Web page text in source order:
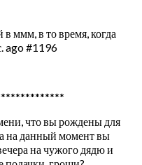
ммм, в то время, когда
ago #1196
что вы рождены для
на данный момент вы
на чужого дядю и